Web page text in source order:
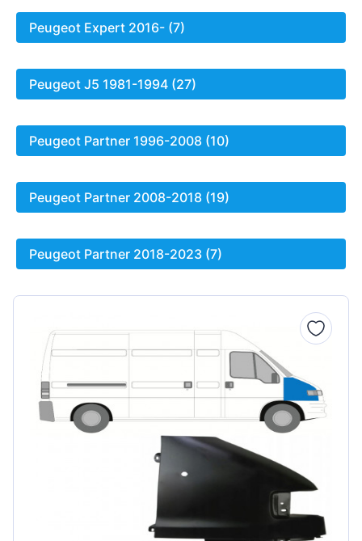
Peugeot Expert 2016- (7)
Peugeot J5 1981-1994 (27)
Peugeot Partner 1996-2008 (10)
Peugeot Partner 2008-2018 (19)
Peugeot Partner 2018-2023 (7)